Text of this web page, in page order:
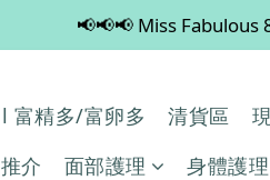
💡 全店滿
📢📢📢 Miss Fabulous
富精多/富卵多 清貨區
介 面部護理 身體護理